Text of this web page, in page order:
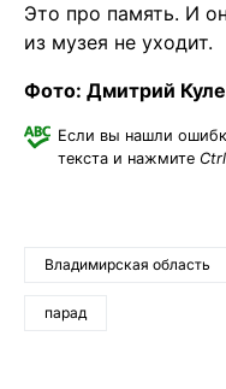
Это про память. И
из музея не уходит.
Фото: Дмитрий
Если вы нашли
текста и нажмите
Владимирская область
парад